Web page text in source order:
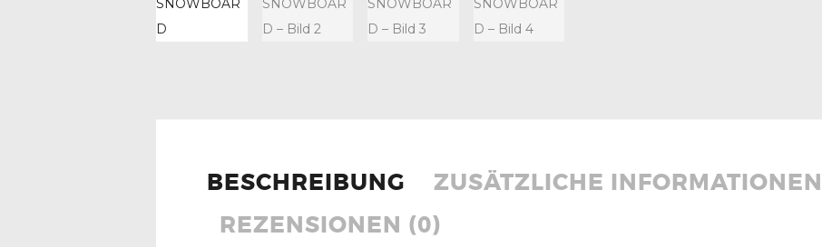
BESCHREIBUNG
ZUSÄTZLICHE INFORMATIONEN
REZENSIONEN (0)